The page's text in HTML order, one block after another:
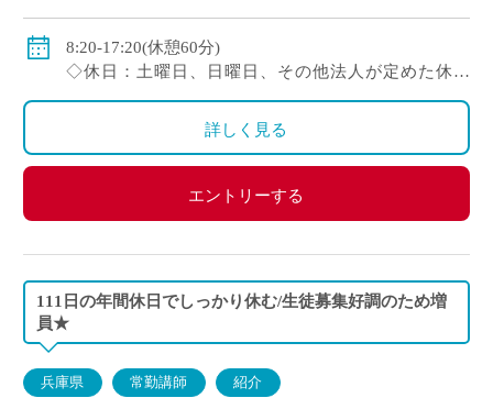
◇保険：私学共済、雇用保険、労災保険
8:20-17:20(休憩60分)
◇休日：土曜日、日曜日、その他法人が定めた休日
・イベント等で休日出勤した場合は振替休日あり
詳しく見る
エントリーする
111日の年間休日でしっかり休む/生徒募集好調のため増
員★
兵庫県 常勤講師 紹介